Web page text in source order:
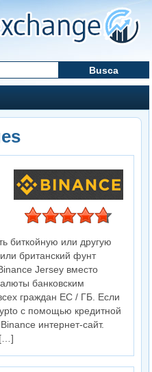
биткойную или другую
британский фунт
Jersey вместо
банковским
граждан ЕС / ГБ. Если
с помощью кредитной
интернет-сайт.